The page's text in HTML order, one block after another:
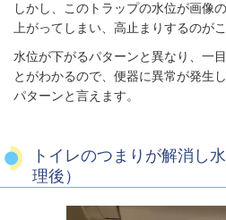
しかし、このトラップの水位が画像
上がってしまい、高止まりするのが
水位が下がるパターンと異なり、一
とがわかるので、便器に異常が発生
パターンと言えます。
トイレのつまりが解消し
理後）